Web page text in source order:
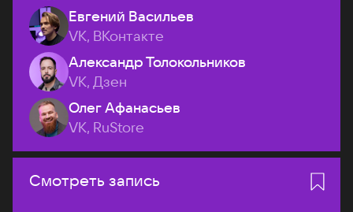
Евгений Васильев
VK, ВКонтакте
Александр Толокольников
VK, Дзен
Олег Афанасьев
VK, RuStore
Смотреть запись